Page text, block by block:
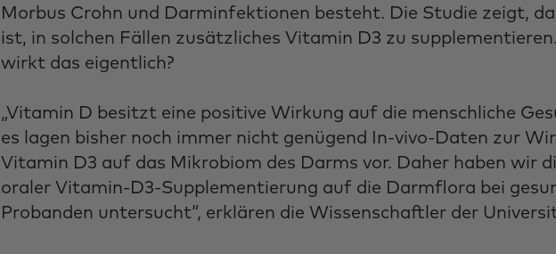
Morbus Crohn und Darminfektionen besteht. Die Studie zeigt,
ist, in solchen Fällen zusätzliches Vitamin D3 zu
wirkt das eigentlich?
„Vitamin D besitzt eine positive Wirkung auf die menschliche
es lagen bisher noch immer nicht genügend In-vivo-Daten zur
Vitamin D3 auf das Mikrobiom des Darms vor. Daher haben wir
oraler Vitamin-D3-Supplementierung auf die Darmflora bei
Probanden untersucht“, erklären die Wissenschaftler der